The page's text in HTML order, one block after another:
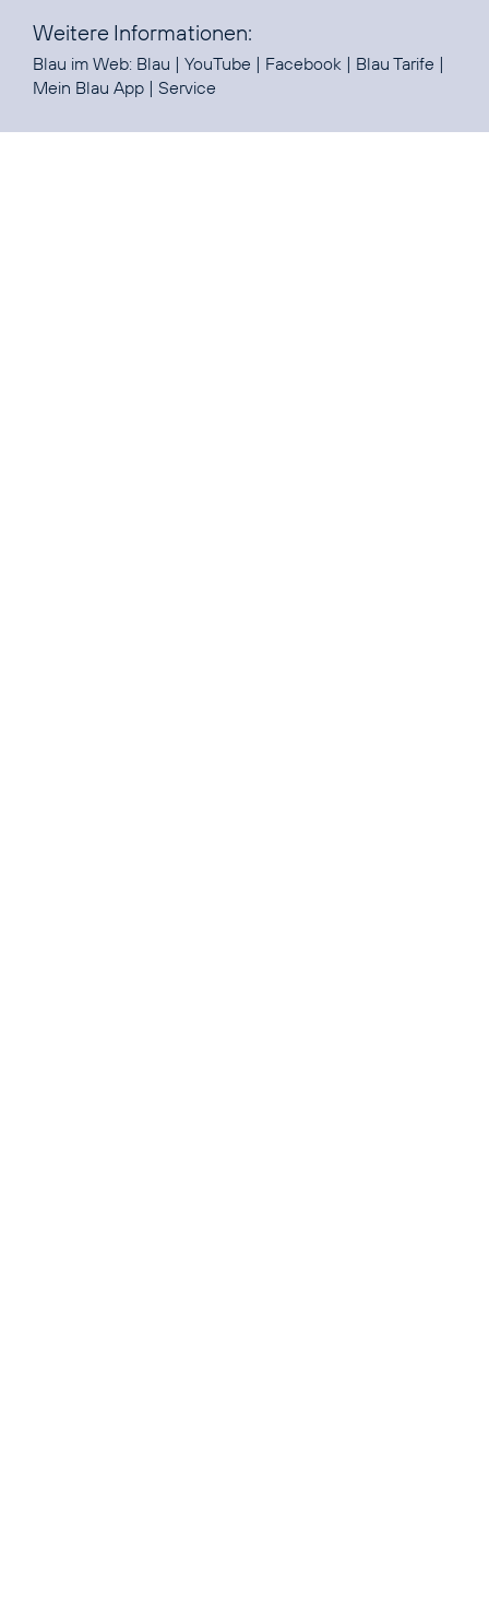
Weitere Informationen:
Blau im Web: Blau | YouTube | Facebook | Blau Tarife |
Mein Blau App | Service